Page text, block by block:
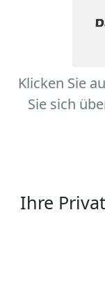
Klicken Sie
Sie sich
Ihre